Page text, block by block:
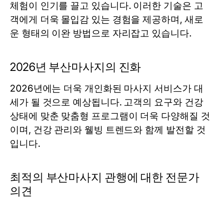
체험이 인기를 끌고 있습니다. 이러한 기술은 고
객에게 더욱 몰입감 있는 경험을 제공하며, 새로
운 형태의 이완 방법으로 자리잡고 있습니다.
2026년 부산마사지의 진화
2026년에는 더욱 개인화된 마사지 서비스가 대
세가 될 것으로 예상됩니다. 고객의 요구와 건강
상태에 맞춘 맞춤형 프로그램이 더욱 다양해질 것
이며, 건강 관리와 웰빙 트렌드와 함께 발전할 것
입니다.
최적의 부산마사지 관행에 대한 전문가
의견